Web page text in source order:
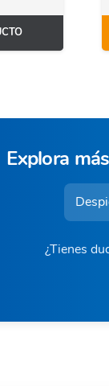
Explora
¿Tienes